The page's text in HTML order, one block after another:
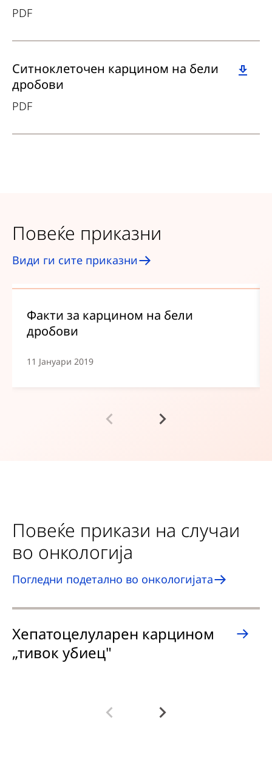
PDF
Download
Ситноклеточен карцином на бели
дробови
PDF
Повеќе приказни
Види ги сите приказни
Факти за карцином на бели
дробови
11 Јануари 2019
Повеќе прикази на случаи
во онкологија
Погледни подетално во онкологијата
Хепатоцелуларен карцином
„тивок убиец"